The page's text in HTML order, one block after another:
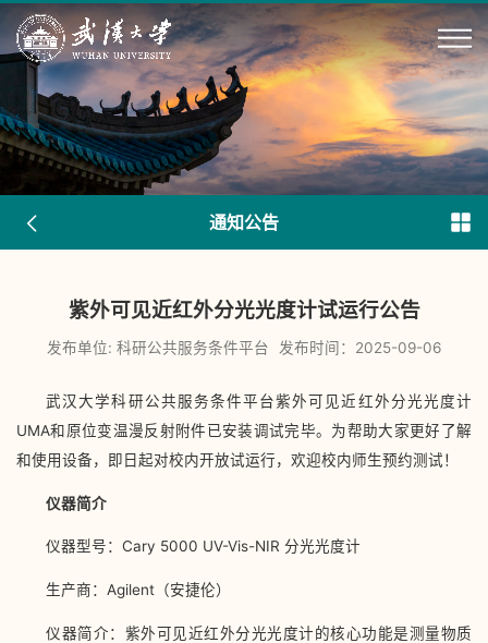
通知公告
紫外可见近红外分光光度计试运行公告
发布单位: 科研公共服务条件平台 发布时间：2025-09-06
武汉大学科研公共服务条件平台紫外可见近红外分光光度计
UMA和原位变温漫反射附件已安装调试完毕。为帮助大家更好了解
和使用设备，即日起对校内开放试运行，欢迎校内师生预约测试！
仪器简介
仪器型号：Cary 5000 UV-Vis-NIR 分光光度计
生产商：Agilent（安捷伦）
仪器简介：紫外可见近红外分光光度计的核心功能是测量物质